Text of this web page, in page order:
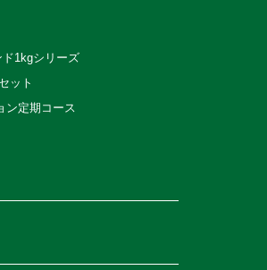
1kgシリーズ
ット
ン定期コース